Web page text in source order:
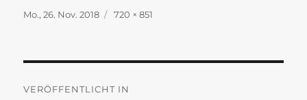
Veröffentlicht
Mo., 26. Nov. 2018 Originalgröße
720 × 851
VERÖFFENTLICHT IN